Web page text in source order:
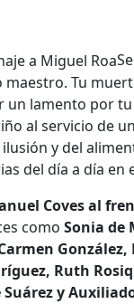
Tu
lamento por
al servicio de
y del
del día a día en
Coves al
como Sonia de
Ruth
Suárez y